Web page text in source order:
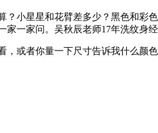
小星星和花臂差多少？黑色和彩
一家问。吴秋辰老师17年洗纹身
或者你量一下尺寸告诉我什么颜